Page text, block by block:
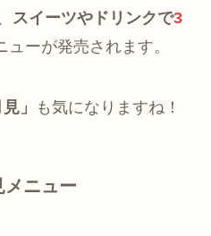
スイーツやドリンクで3
ューが発売されます。
」 も気になりますね！
ニュー